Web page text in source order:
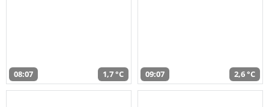
08:07 1,7 °C 09:07 2,6 °C